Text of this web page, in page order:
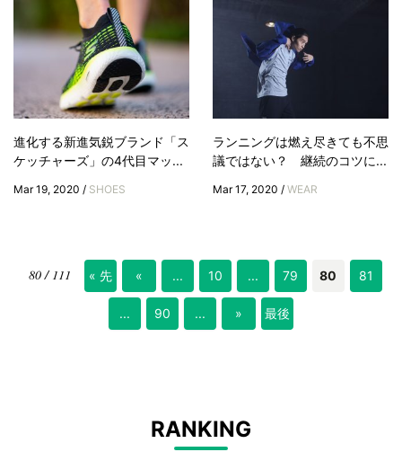
進化する新進気鋭ブランド「ス
ケッチャーズ」の4代目マッ...
Mar 19, 2020 / SHOES
ランニングは燃え尽きても不思
議ではない？ 継続のコツに...
Mar 17, 2020 / WEAR
80 / 111 « 先 « ... 10 ... 79 80 81
... 90 ... » 最後
RANKING